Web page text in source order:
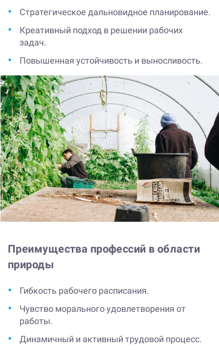
Стратегическое дальновидное планирование.
Креативный подход в решении рабочих
задач.
Повышенная устойчивость и выносливость.
Преимущества профессий в области
природы
Гибкость рабочего расписания.
Чувство морального удовлетворения от
работы.
Динамичный и активный трудовой процесс.